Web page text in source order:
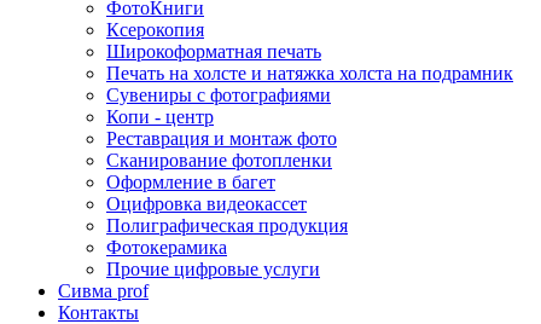
ФотоКниги
Ксерокопия
Широкоформатная печать
Печать на холсте и натяжка холста на подрамник
Сувениры с фотографиями
Копи - центр
Реставрация и монтаж фото
Сканирование фотопленки
Оформление в багет
Оцифровка видеокассет
Полиграфическая продукция
Фотокерамика
Прочие цифровые услуги
Сивма prof
Контакты